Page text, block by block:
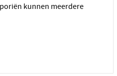
kunnen meerdere